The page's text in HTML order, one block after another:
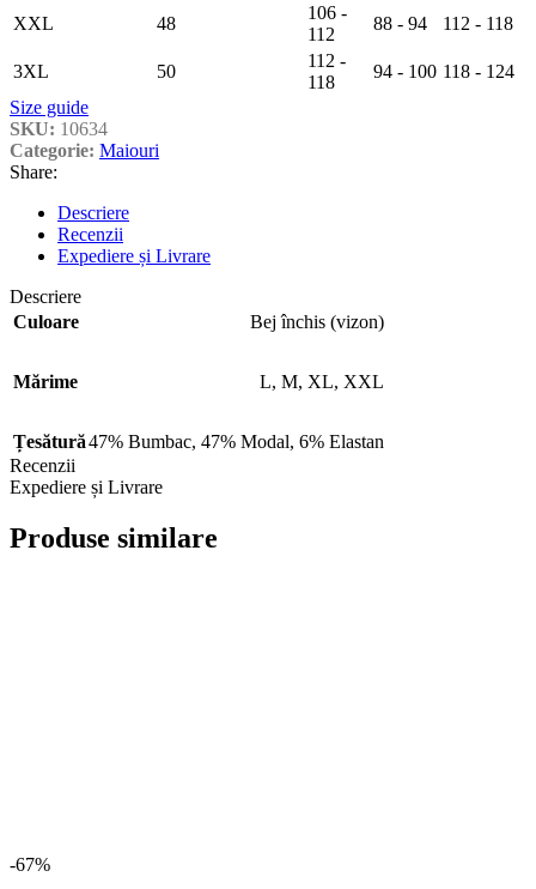
XXL 48
106 -
112
88 - 94 112 - 118
3XL 50
112 -
118
94 - 100 118 - 124
Size guide
SKU: 10634
Categorie: Maiouri
Share:
Descriere
Recenzii
Expediere și Livrare
Descriere
Culoare
Bej închis (vizon)
Mărime L, M, XL, XXL
Țesătură47% Bumbac, 47% Modal, 6% Elastan
Recenzii
Expediere și Livrare
Produse similare
-67%